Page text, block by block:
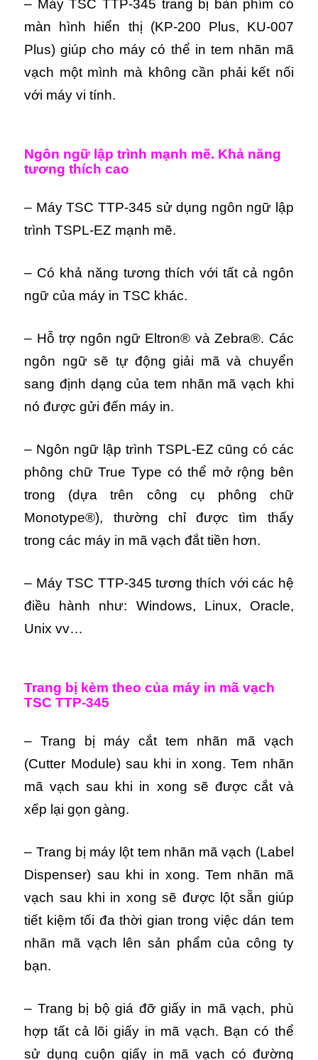
– Máy TSC TTP-345 trang bị bàn phím có
màn hình hiển thị (KP-200 Plus, KU-007
Plus) giúp cho máy có thể in tem nhãn mã
vạch một mình mà không cần phải kết nối
với máy vi tính.
Ngôn ngữ lập trình mạnh mẽ. Khả năng
tương thích cao
– Máy TSC TTP-345 sử dụng ngôn ngữ lập
trình TSPL-EZ mạnh mẽ.
– Có khả năng tương thích với tất cả ngôn
ngữ của máy in TSC khác.
– Hỗ trợ ngôn ngữ Eltron® và Zebra®. Các
ngôn ngữ sẽ tự động giải mã và chuyển
sang định dạng của tem nhãn mã vạch khi
nó được gửi đến máy in.
– Ngôn ngữ lập trình TSPL-EZ cũng có các
phông chữ True Type có thể mở rộng bên
trong (dựa trên công cụ phông chữ
Monotype®), thường chỉ được tìm thấy
trong các máy in mã vạch đắt tiền hơn.
– Máy TSC TTP-345 tương thích với các hệ
điều hành như: Windows, Linux, Oracle,
Unix vv…
Trang bị kèm theo của máy in mã vạch
TSC TTP-345
– Trang bị máy cắt tem nhãn mã vạch
(Cutter Module) sau khi in xong. Tem nhãn
mã vạch sau khi in xong sẽ được cắt và
xếp lại gọn gàng.
– Trang bị máy lột tem nhãn mã vạch (Label
Dispenser) sau khi in xong. Tem nhãn mã
vạch sau khi in xong sẽ được lột sẵn giúp
tiết kiệm tối đa thời gian trong việc dán tem
nhãn mã vạch lên sản phẩm của công ty
bạn.
– Trang bị bộ giá đỡ giấy in mã vạch, phù
hợp tất cả lõi giấy in mã vạch. Bạn có thể
sử dụng cuộn giấy in mã vạch có đường